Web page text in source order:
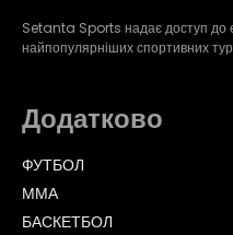
Setanta Sports надає доступ до
найпопулярніших спортивних
Додатково
ФУТБОЛ
ММА
БАСКЕТБОЛ